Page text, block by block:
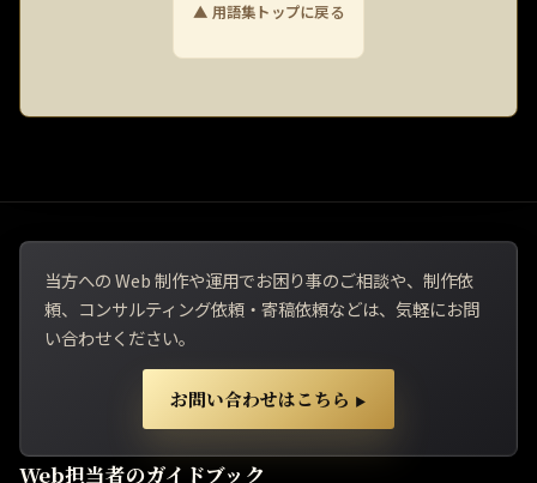
▲ 用語集トップに戻る
Web担当者のガイドブック
当方への Web 制作や運用でお困り事のご相談や、制作依
頼、コンサルティング依頼・寄稿依頼などは、気軽にお問
い合わせください。
お問い合わせはこちら ▶